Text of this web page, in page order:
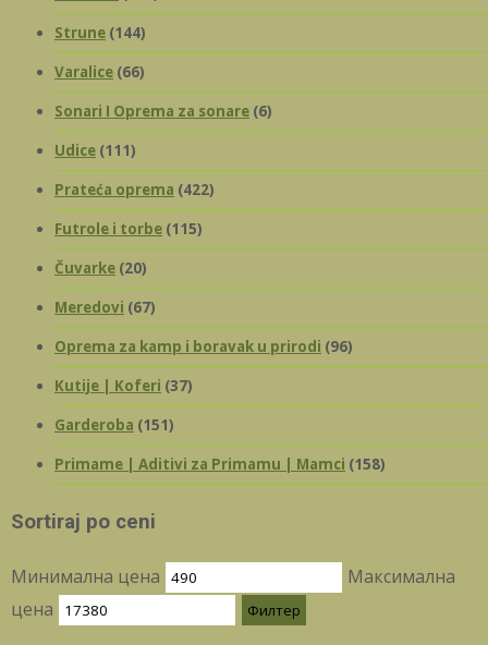
Strune (144)
Varalice (66)
Sonari I Oprema za sonare (6)
Udice (111)
Prateća oprema (422)
Futrole i torbe (115)
Čuvarke (20)
Meredovi (67)
Oprema za kamp i boravak u prirodi (96)
Kutije | Koferi (37)
Garderoba (151)
Primame | Aditivi za Primamu | Mamci (158)
Sortiraj po ceni
Минимална цена
Максимална
цена
Филтер